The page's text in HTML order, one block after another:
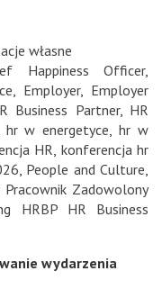
własne
Happiness Officer,
Employer, Employer
Business Partner, HR
hr w energetyce ,hr w
HR konferencja hr
People and Culture
Pracownik Zadowolony
HRBP HR Business
wydarzenia